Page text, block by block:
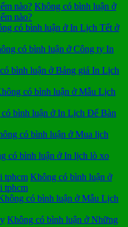
nào? Không có bình luận ở
nào?
có bình luận ở In Lịch Tết ở
có bình luận ở Công ty In
bình luận ở Bảng giá In Lịch
có bình luận ở Mẫu Lịch
bình luận ở In Lịch Để Bàn
có bình luận ở Mua lịch
có bình luận ở In lịch lò xo
tphcm Không có bình luận ở
tphcm
có bình luận ở Mẫu Lịch
Không có bình luận ở Những